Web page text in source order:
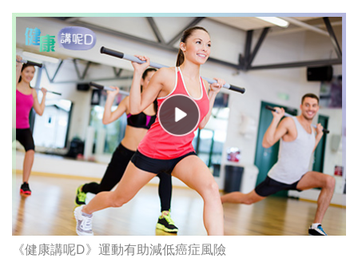
《健康講呢D》運動有助減低癌症風險